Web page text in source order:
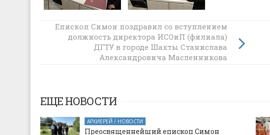
Преосвященнейший епископ Симон провел
рабочее совещание с директором
автономной некоммерческой организации
«ФИНИСТ»
Епископ Симон поздравил со вступлением
должность директора ИСОиП (филиала)
ДГТУ в городе Шахты Станислава
Александровича Масленникова
ЕЩЕ НОВОСТИ
АРХИЕРЕЙ / НОВОСТИ
Преосвященнейший епископ Симон